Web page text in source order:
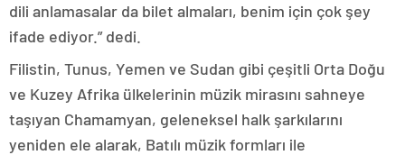
dili anlamasalar da bilet almaları, benim için çok şey
ifade ediyor.” dedi.
Filistin, Tunus, Yemen ve Sudan gibi çeşitli Orta Doğu
ve Kuzey Afrika ülkelerinin müzik mirasını sahneye
taşıyan Chamamyan, geleneksel halk şarkılarını
yeniden ele alarak, Batılı müzik formları ile